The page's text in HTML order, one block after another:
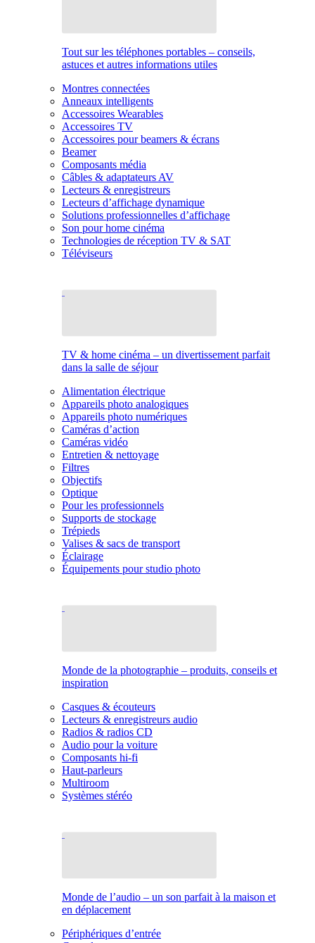
Tout sur les téléphones portables – conseils,
astuces et autres informations utiles
Montres connectées
Anneaux intelligents
Accessoires Wearables
Accessoires TV
Accessoires pour beamers & écrans
Beamer
Composants média
Câbles & adaptateurs AV
Lecteurs & enregistreurs
Lecteurs d’affichage dynamique
Solutions professionnelles d’affichage
Son pour home cinéma
Technologies de réception TV & SAT
Téléviseurs
TV & home cinéma – un divertissement parfait
dans la salle de séjour
Alimentation électrique
Appareils photo analogiques
Appareils photo numériques
Caméras d’action
Caméras vidéo
Entretien & nettoyage
Filtres
Objectifs
Optique
Pour les professionnels
Supports de stockage
Trépieds
Valises & sacs de transport
Éclairage
Équipements pour studio photo
Monde de la photographie – produits, conseils et
inspiration
Casques & écouteurs
Lecteurs & enregistreurs audio
Radios & radios CD
Audio pour la voiture
Composants hi-fi
Haut-parleurs
Multiroom
Systèmes stéréo
Monde de l’audio – un son parfait à la maison et
en déplacement
Périphériques d’entrée